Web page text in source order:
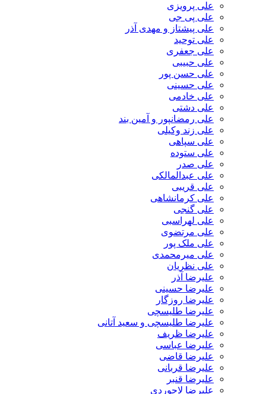
علی پرویزی
علی پی جی
علی پیشتاز و مهدی آذر
علی توحید
علی جعفری
علی حبیبی
علی حسن پور
علی حسینی
علی خادمی
علی دشتی
علی رمضانپور و آمین بند
علی زند وکیلی
علی سپاهی
علی ستوده
علی صدر
علی عبدالمالکی
علی قریبی
علی کرمانشاهی
علی گنجی
علی لهراسبی
علی مرتضوی
علی ملک پور
علی میرمحمدی
علی نظریان
علیرضا آذر
علیرضا حسینی
علیرضا روزگار
علیرضا طلیسچی
علیرضا طلیسچی و سعید آتانی
علیرضا ظریف
علیرضا عباسی
علیرضا قاضی
علیرضا قربانی
علیرضا قنبر
علیرضا لاجوردی